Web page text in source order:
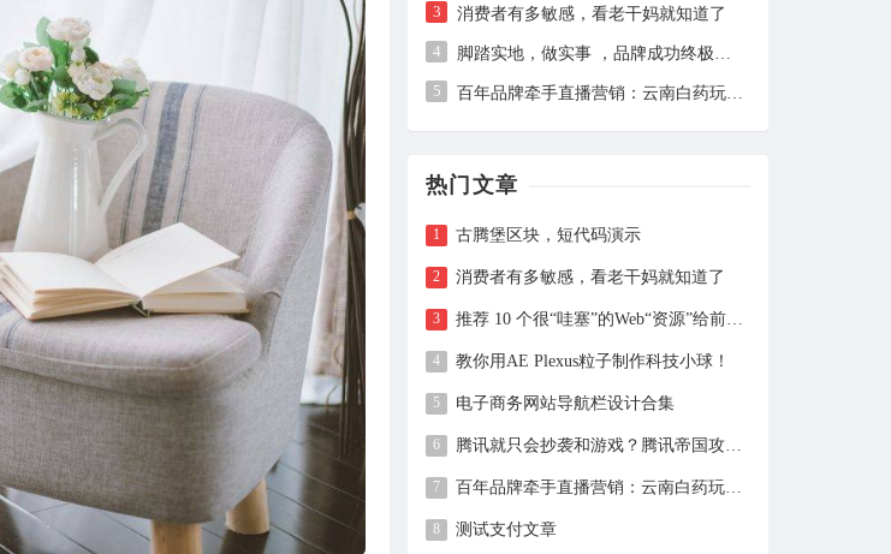
3 消费者有多敏感，看老干妈就知道了
4 脚踏实地，做实事 ，品牌成功终极秘诀
5 百年品牌牵手直播营销：云南白药玩出新高度
热门文章
古腾堡区块，短代码演示
消费者有多敏感，看老干妈就知道了
教你用AE Plexus粒子制作科技小球！
电子商务网站导航栏设计合集
测试支付文章
灯火阑珊处
久伴博客 2020-09-17
顶顶顶顶
测试评论后查看隐藏内容。
儿童肥肉 2020-07-28
来自：